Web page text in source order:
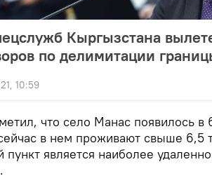
Кыргызстана
по делимитации
10:59
что село Манас появилось в
в нем проживают свыше 6,5
является наиболее